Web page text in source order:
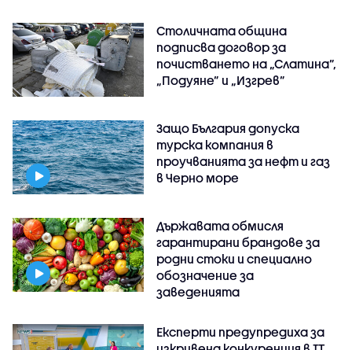
Столичната община
подписва договор за
почистването на „Слатина”,
„Подуяне” и „Изгрев”
Защо България допуска
турска компания в
проучванията за нефт и газ
в Черно море
Държавата обмисля
гарантирани брандове за
родни стоки и специално
обозначение за
заведенията
Експерти предупредиха за